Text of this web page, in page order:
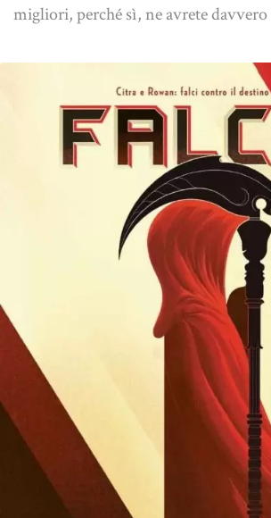
migliori, perché sì, ne avrete